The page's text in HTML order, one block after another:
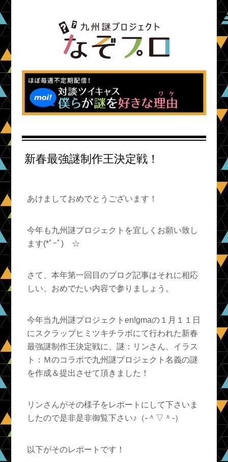
新春最強謎制作王決定戦！
あけましておめでとうございます！
今年も九州謎プロジェクトを宜しくお願い致し
ます(*ﾟｰﾟ)ゞ☆
さて、本年第一回目のブログ記事はそれに相応
しい、おめでたい内容で参りましょう。
今年当九州謎プロジェクトen!gmaの１月１１日
にスクラップヒミツキチラボにて行われた新春
最強謎制作王決定戦に、謎：リンさん、イラス
ト：Ｍのコラボで九州謎プロジェクト名義の謎
を作成＆提出させて頂きました！
リンさんがその様子をレポートにして下さいま
したので是非是非御覧下さい♪（‐＾▽＾‐）
以下がそのレポートです！